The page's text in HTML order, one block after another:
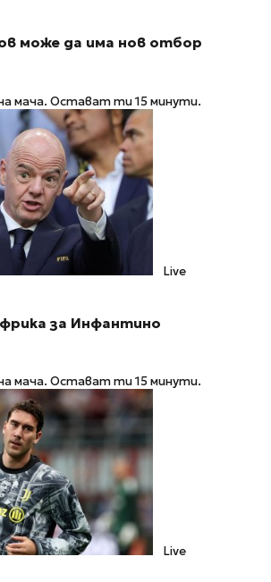
може да има нов отбор
на мача. Остават ти 15 минути.
Live
за Инфантино
на мача. Остават ти 15 минути.
Live